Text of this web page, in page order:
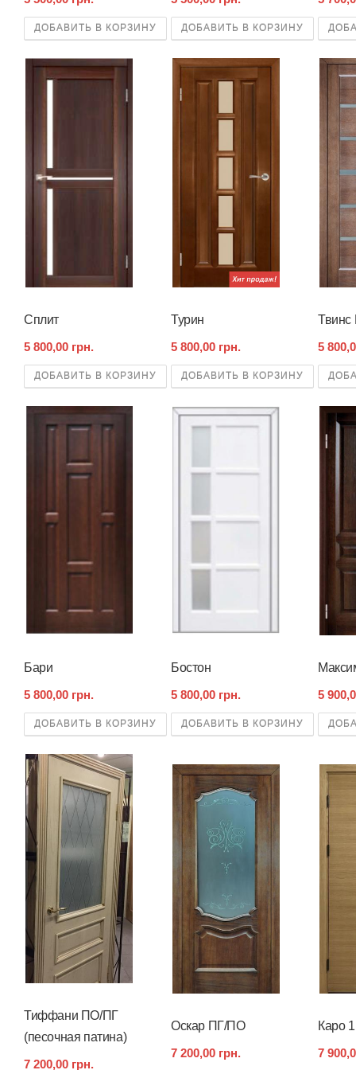
ДОБАВИТЬ В КОРЗИНУ ДОБАВИТЬ В КОРЗИНУ
Сплит
5 800,00 грн.
ДОБАВИТЬ В КОРЗИНУ
Турин
5 800,00 грн.
ДОБАВИТЬ В КОРЗИНУ
5
Бари
5 800,00 грн.
ДОБАВИТЬ В КОРЗИНУ
Бостон
5 800,00 грн.
ДОБАВИТЬ В КОРЗИНУ
5
Тиффани ПО/ПГ
(песочная патина)
7 200,00 грн.
Оскар ПГ/ПО
7 200,00 грн.
Каро 1
7